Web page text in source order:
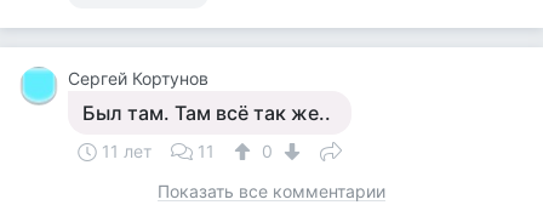
Сергей Кортунов
Был там. Там всё так же..
11 лет 11
0
Показать все комментарии